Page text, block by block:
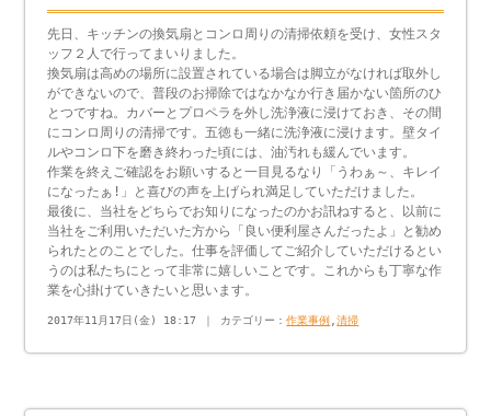
先日、キッチンの換気扇とコンロ周りの清掃依頼を受け、女性スタ
ッフ２人で行ってまいりました。
換気扇は高めの場所に設置されている場合は脚立がなければ取外し
ができないので、普段のお掃除ではなかなか行き届かない箇所のひ
とつですね。カバーとプロペラを外し洗浄液に浸けておき、その間
にコンロ周りの清掃です。五徳も一緒に洗浄液に浸けます。壁タイ
ルやコンロ下を磨き終わった頃には、油汚れも緩んでいます。
作業を終えご確認をお願いすると一目見るなり「うわぁ～、キレイ
になったぁ!」と喜びの声を上げられ満足していただけました。
最後に、当社をどちらでお知りになったのかお訊ねすると、以前に
当社をご利用いただいた方から「良い便利屋さんだったよ」と勧め
られたとのことでした。仕事を評価してご紹介していただけるとい
うのは私たちにとって非常に嬉しいことです。これからも丁寧な作
業を心掛けていきたいと思います。
2017年11月17日(金) 18:17 ｜ カテゴリー：作業事例 ,清掃